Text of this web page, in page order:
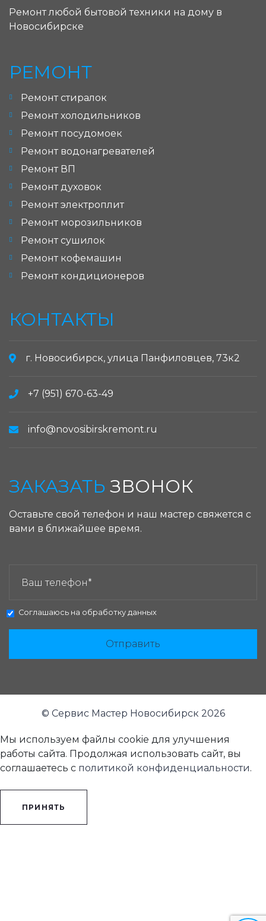
Ремонт любой бытовой техники на дому в
Новосибирске
РЕМОНТ
Ремонт стиралок
Ремонт холодильников
Ремонт посудомоек
Ремонт водонагревателей
Ремонт ВП
Ремонт духовок
Ремонт электроплит
Ремонт морозильников
Ремонт сушилок
Ремонт кофемашин
Ремонт кондиционеров
КОНТАКТЫ
г. Новосибирск, улица Панфиловцев, 73к2
+7 (951) 670-63-49
info@novosibirskremont.ru
ЗАКАЗАТЬ ЗВОНОК
Оставьте свой телефон и наш мастер свяжется с
вами в ближайшее время.
Соглашаюсь на обработку данных
Отправить
© Сервис Мастер Новосибирск 2026
Мы используем файлы cookie для улучшения
работы сайта. Продолжая использовать сайт, вы
соглашаетесь с политикой конфиденциальности.
ПРИНЯТЬ